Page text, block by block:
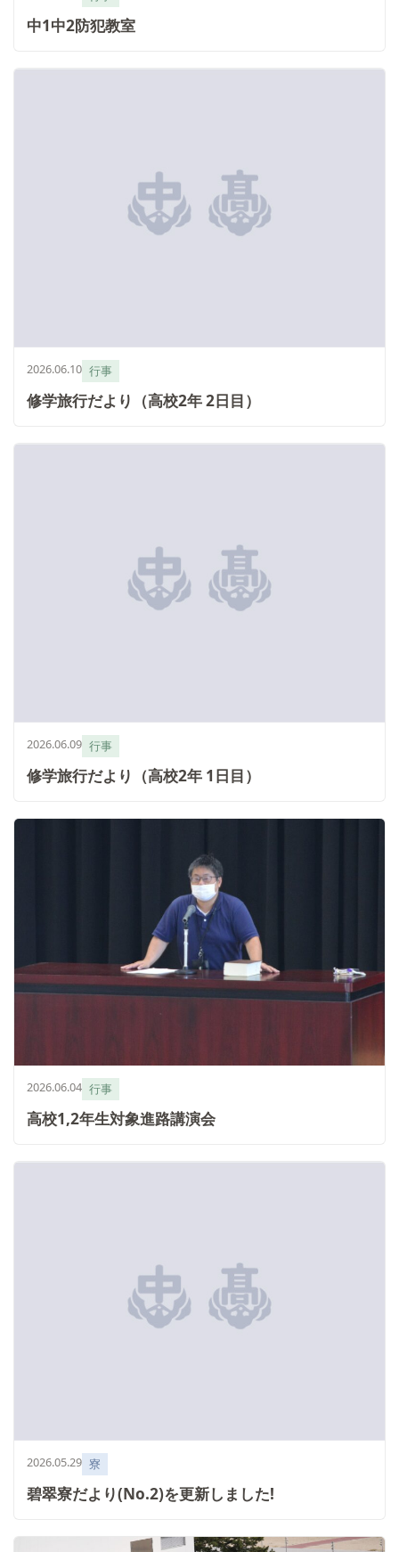
中1中2防犯教室
2026.06.10 行事
修学旅行だより（高校2年 2日目）
2026.06.09 行事
修学旅行だより（高校2年 1日目）
2026.06.04 行事
高校1,2年生対象進路講演会
2026.05.29 寮
碧翠寮だより(No.2)を更新しました!